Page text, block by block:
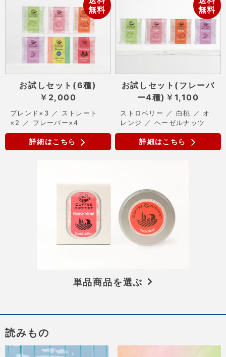
無料
お試しセット(6種)
￥2,000
ブレンド×3 ／ ストレート
×2 ／ フレーバー×4
詳細はこちら
無料
お試しセット(フレーバ
ー4種) ￥1,100
ストロベリー ／ 白桃 ／ オ
レンジ ／ ヘーゼルナッツ
詳細はこちら
単品商品を選ぶ
読みもの